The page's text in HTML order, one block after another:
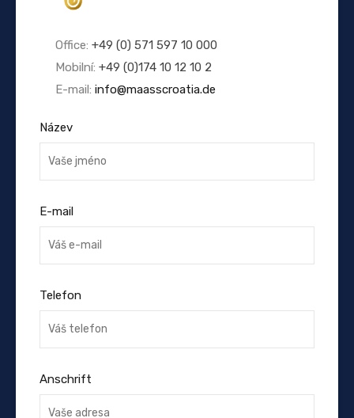
Office: +49 (0) 571 597 10 000
Mobilní: +49 (0)174 10 12 10 2
E-mail: info@maasscroatia.de
Název
E-mail
Telefon
Anschrift